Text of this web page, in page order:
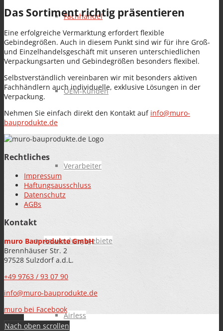
Fachhandel
OEM-Kunden
Verarbeiter
Anwendungsgebiete
Airless
Das Sortiment richtig präsentieren
Eine erfolgreiche Vermarktung erfordert flexible
Gebindegrößen. Auch in diesem Punkt sind wir für ihre Groß-
und Einzelhandelsgeschäft mit unseren unterschiedlichen
Verpackungsarten und Gebindegrößen besonders flexibel.
Selbstverständlich vereinbaren wir mit besonders aktiven
Fachhändlern auch individuelle, exklusive Lösungen in der
Verpackung.
Nehmen Sie einfach direkt den Kontakt auf info@muro-
bauprodukte.de
Rechtliches
Impressum
Haftungsausschluss
Datenschutz
AGBs
Kontakt
muro Bauprodukte GmbH
Brennhäuser Str. 2
97528 Sulzdorf a.d.L.
+49 9763 / 93 07 90
info@muro-bauprodukte.de
muro bei Facebook
Nach oben scrollen